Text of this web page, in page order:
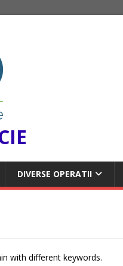
DIVERSE OPERATII
with different keywords.